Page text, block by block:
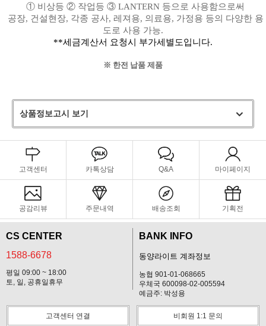
① 비상등 ② 작업등 ③ LANTERN 등으로 사용함으로써
공장, 건설현장, 각종 공사, 레져용, 의료용, 가정용 등의 다양한 용
도로 사용 가능.
**세금계산서 요청시 부가세별도입니다.
※ 한전 납품 제품
상품정보고시 보기
고객센터 카톡상담 Q&A 마이페이지
공감리뷰 주문내역 배송조회 기획전
CS CENTER
1588-6678
평일 09:00 ~ 18:00
토, 일, 공휴일휴무
BANK INFO
동양라이트 계좌정보
농협 901-01-068665
우체국 600098-02-005594
예금주: 박성용
고객센터 연결 비회원 1:1 문의